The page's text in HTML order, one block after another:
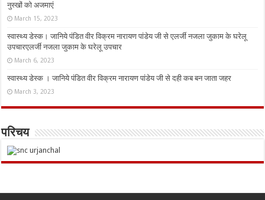
नुस्‍खों को अजमाएं
March 15, 2023
स्वास्थ्य डेस्क। जानिये पंडित वीर विक्रम नारायण पांडेय जी से एलर्जी नजला जुकाम के घरेलू
उपचारएलर्जी नजला जुकाम के घरेलू उपचार
March 6, 2023
स्वास्थ्य डेस्क । जानिये पंडित वीर विक्रम नारायण पांडेय जी से दही कब बन जाता जहर
March 3, 2023
परिचय